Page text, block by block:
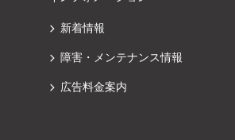
新着情報
障害・メンテナンス情報
広告料金案内